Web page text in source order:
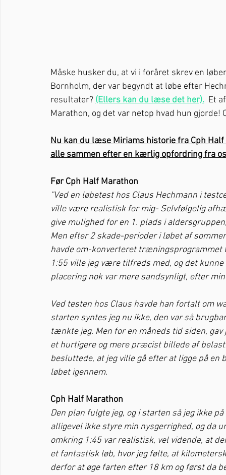
Måske husker du, at vi i foråret skrev en
Bornholm, der var begyndt at løbe efter
resultater? (Ellers kan du læse det her). Et
Marathon, og det var netop hvad hun
Nu kan du læse Miriams historie fra Cph
alle sammen efter en kærlig opfordring fra
Før Cph Half Marathon
”Ved en løbetest hos Claus Hechmann i
ville være realistisk for mig- Selvfølgelig
give mulighed for en 1. plads i
Men efter 2 skade-perioder i løbet af
havde om-konverteret træningsprogrammet
1:55 ville jeg være tilfreds med, og det
placering nok var mere sandsynligt, efter
Ved testen hos Claus havde han fortalt om
starten syntes jeg nu ikke, den var så
tænkte jeg. Men for en måneds tid siden,
et hurtigere og mere præcist billede af
besluttede, at jeg ville gå efter at ligge på
løbet igennem.
Cph Half Marathon
Den plan fulgte jeg, og i starten så jeg ikke
alligevel ikke styre min nysgerrighed, og da
omkring 1:45 var realistisk, vel vidende, at
et fantastisk løb, hvor jeg følte, at
derfor at øge farten efter 18 km og først da